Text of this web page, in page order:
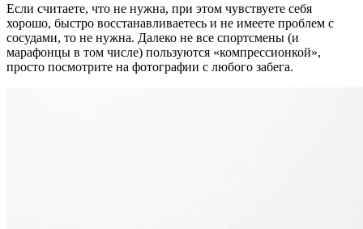
Если считаете, что не нужна, при этом чувствуете себя
хорошо, быстро восстанавливаетесь и не имеете проблем с
сосудами, то не нужна. Далеко не все спортсмены (и
марафонцы в том числе) пользуются «компрессионкой»,
просто посмотрите на фотографии с любого забега.